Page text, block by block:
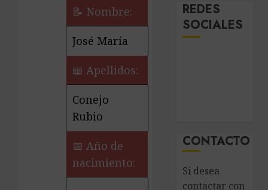
📝 Nombre:
José María
📖 Apellidos:
Conejo
Rubio
📅 Año de
nacimiento:
REDES
SOCIALES
CONTACTO
Si desea
contactar con